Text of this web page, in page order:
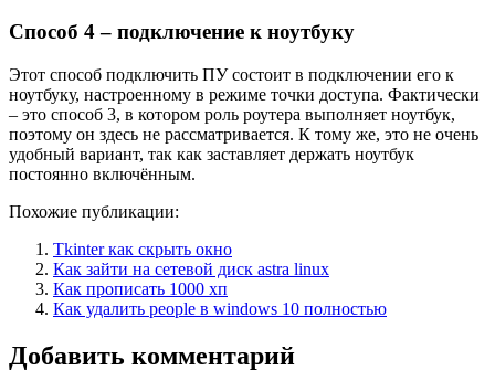
Способ 4 – подключение к ноутбуку
Этот способ подключить ПУ состоит в подключении его к
ноутбуку, настроенному в режиме точки доступа. Фактически
– это способ 3, в котором роль роутера выполняет ноутбук,
поэтому он здесь не рассматривается. К тому же, это не очень
удобный вариант, так как заставляет держать ноутбук
постоянно включённым.
Похожие публикации:
Tkinter как скрыть окно
Как зайти на сетевой диск astra linux
Как прописать 1000 хп
Как удалить people в windows 10 полностью
Добавить комментарий